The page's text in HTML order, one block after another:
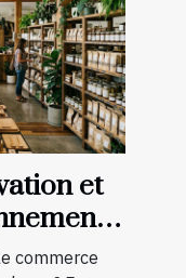
et
commerce